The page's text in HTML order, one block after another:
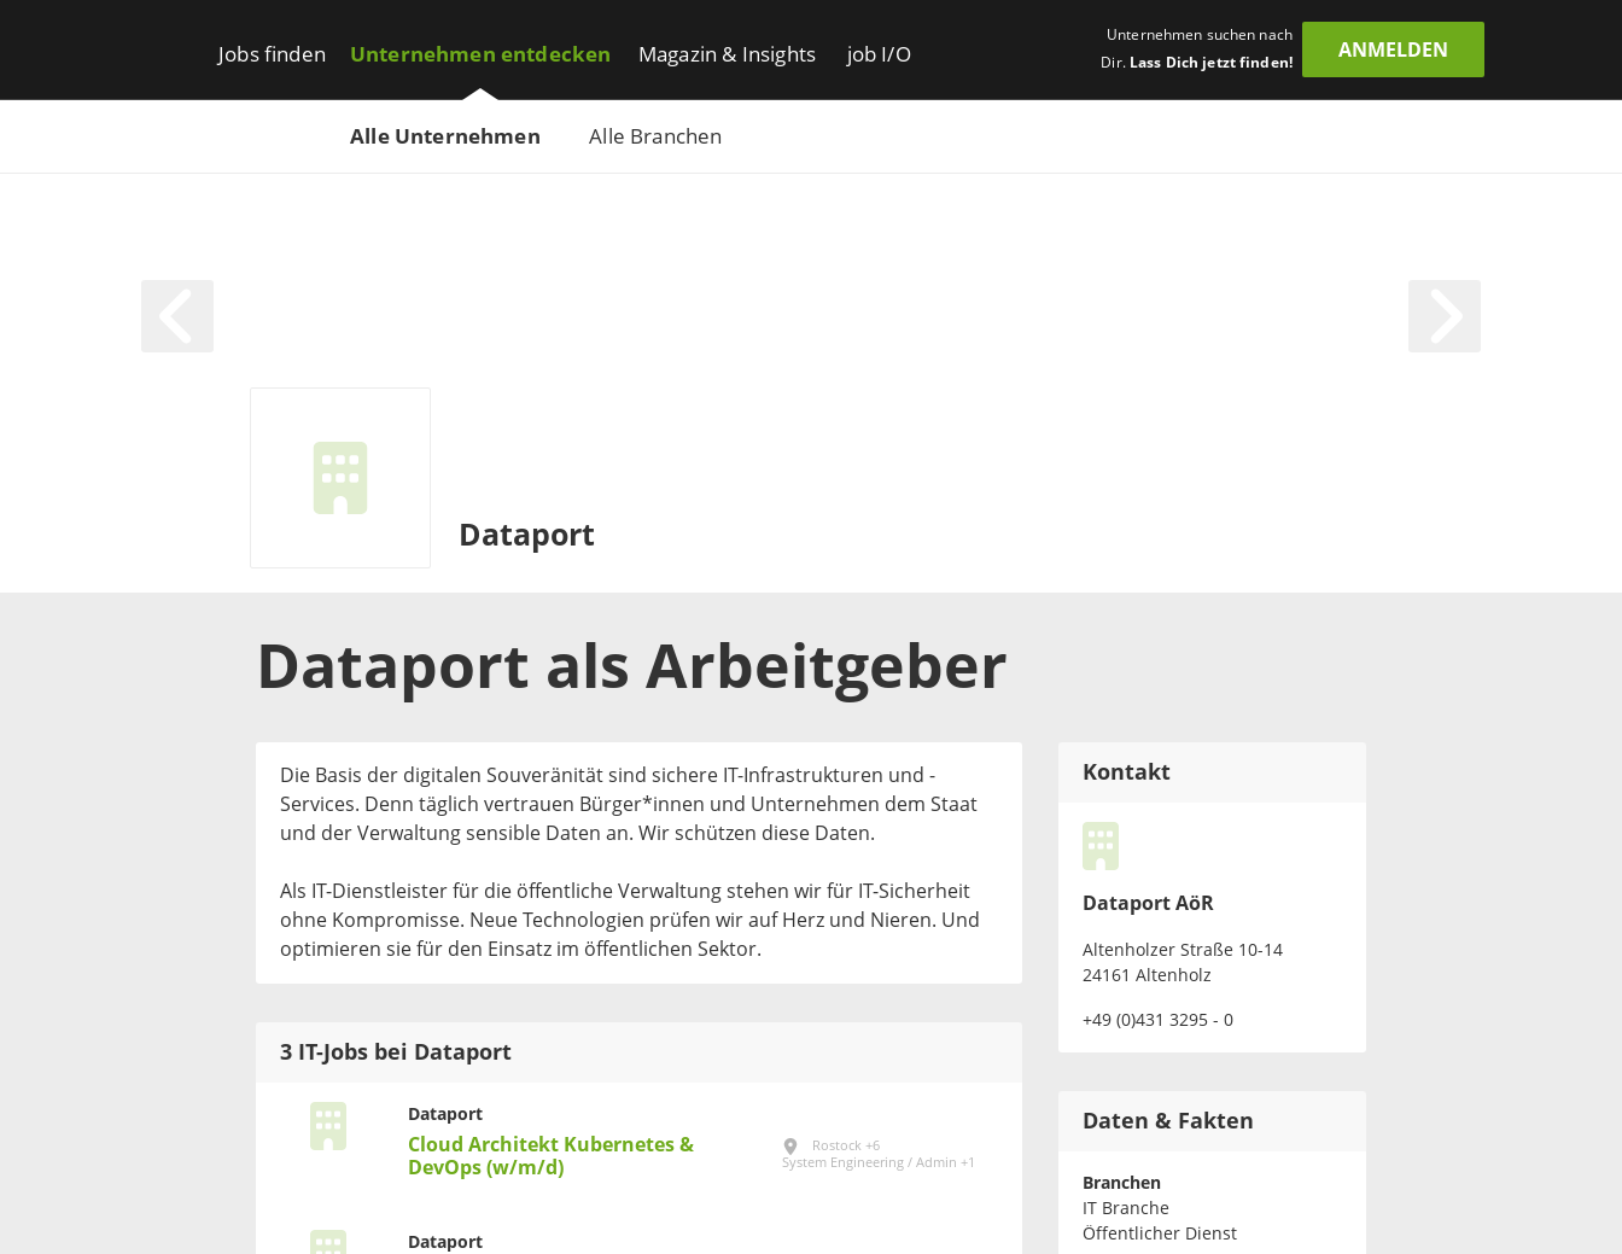
Jobs finden Unternehmen entdecken
Alle Unternehmen Alle Branchen
Magazin & Insights job I/O
Unternehmen suchen nach
Dir. Lass Dich jetzt finden!
ANMELDEN
Dataport
Dataport als Arbeitgeber
Die Basis der digitalen Souveränität sind sichere IT-Infrastrukturen und -
Services. Denn täglich vertrauen Bürger*innen und Unternehmen dem Staat
und der Verwaltung sensible Daten an. Wir schützen diese Daten.
Als IT-Dienstleister für die öffentliche Verwaltung stehen wir für IT-Sicherheit
ohne Kompromisse. Neue Technologien prüfen wir auf Herz und Nieren. Und
optimieren sie für den Einsatz im öffentlichen Sektor.
3 IT-Jobs bei Dataport
Dataport
Cloud Architekt Kubernetes &
DevOps (w/m/d)
Rostock +6
System Engineering / Admin +1
Dataport
Kontakt
Dataport AöR
Altenholzer Straße 10-14
24161 Altenholz
+49 (0)431 3295 - 0
Daten & Fakten
Branchen
IT Branche
Öffentlicher Dienst